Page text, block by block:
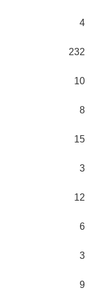
4
232
10
8
15
3
12
6
3
9